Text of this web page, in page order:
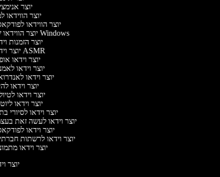
יוצר
יוצר
יוצר הווידאו
יוצר הווידאו של Windows
יוצר הזמנות
יוצר וידאו ASMR
יוצר וידאו
יוצר וידאו
יוצר וידאו
יוצר וידאו
יוצר וידאו
יוצר וידאו
יוצר וידאו לסיורי
יוצר וידאו לעשה זאת
יוצר וידאו
יוצר וידאו לרשתות
יוצר וידאו
יוצר